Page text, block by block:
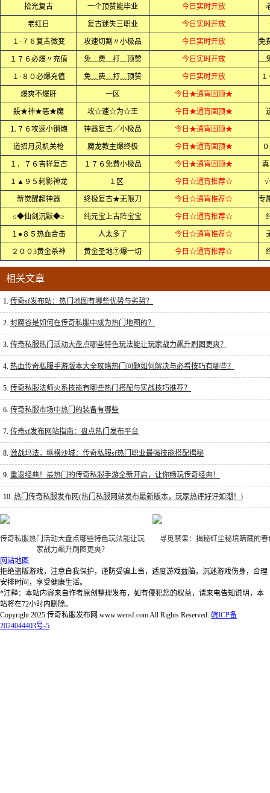
拾光复古 一个顶赞能毕业 今日实时开放
老红日 复古迷失三职业 今日实时开放
１·７６复古微变 攻速切割〃小极品 今日实时开放
１７６必爆〃充值 免﹏费﹏打﹏顶赞 今日实时开放
１·８０必爆充值 免﹏费﹏打﹏顶赞 今日实时开放
爆爽不爆肝 一区 今日★通宵固顶★
殺★神★恶★魔 攻☆速☆为☆王 今日★通宵固顶★
⒈７６攻速小钢炮 神器复古╱小极品 今日★通宵固顶★
道招月灵机关枪 魔龙教主爆终极 今日★通宵固顶★
１．７６吉祥复古 １７６免费小极品 今日★通宵固顶★
１▲９５刺影神龙 １区 今日☆通宵推荐☆
新觉醒超神器 终极复古★无限刀 今日☆通宵推荐☆
≤◆仙剑沉默◆≥ 纯元宝上古阵宝宝 今日☆通宵推荐☆
１●８５热血合击 人太多了 今日☆通宵推荐☆
２００3黄金杀神 黄金圣地⑦爆一切 今日☆通宵推荐☆
相关文章
1. 传奇sf发布站：热门地图有哪些优势与劣势？
2. 封魔谷是如何在传奇私服中成为热门地图的？
3. 传奇私服热门活动大盘点哪些特色玩法能让玩家战力飙升刷图更爽？
4. 热血传奇私服手游版本大全攻略热门问题如何解决与必看技巧有哪些？
5. 传奇私服法师火系技能有哪些热门搭配与实战技巧推荐？
6. 传奇私服市场中热门的装备有哪些
7. 传奇sf发布网站指南：盘点热门发布平台
8. 激战玛法，纵横沙城：传奇私服sf热门职业最强技能搭配揭秘
9. 重返经典！最热门的传奇私服手游全新开启，让你畅玩传奇经典！
10. 热门传奇私服发布网(热门私服网站发布最新版本，玩家热评好评如潮！)
传奇私服热门活动大盘点哪些特色玩法能让玩
家战力飙升刷图更爽？
寻觅禁果：揭秘红尘秘境暗藏的
网站地图
拒绝盗版游戏，注意自我保护，谨防受骗上当，适度游戏益脑，沉迷游戏伤身，合理
安排时间，享受健康生活。
*注释：本站内容来自作者原创整理发布，如有侵犯您的权益，请来电告知说明，本
站将在72小时内删除。
Copyright 2025 传奇私服发布网 www.wensf.com All Rights Reserved. 皖ICP备
2024044403号-5